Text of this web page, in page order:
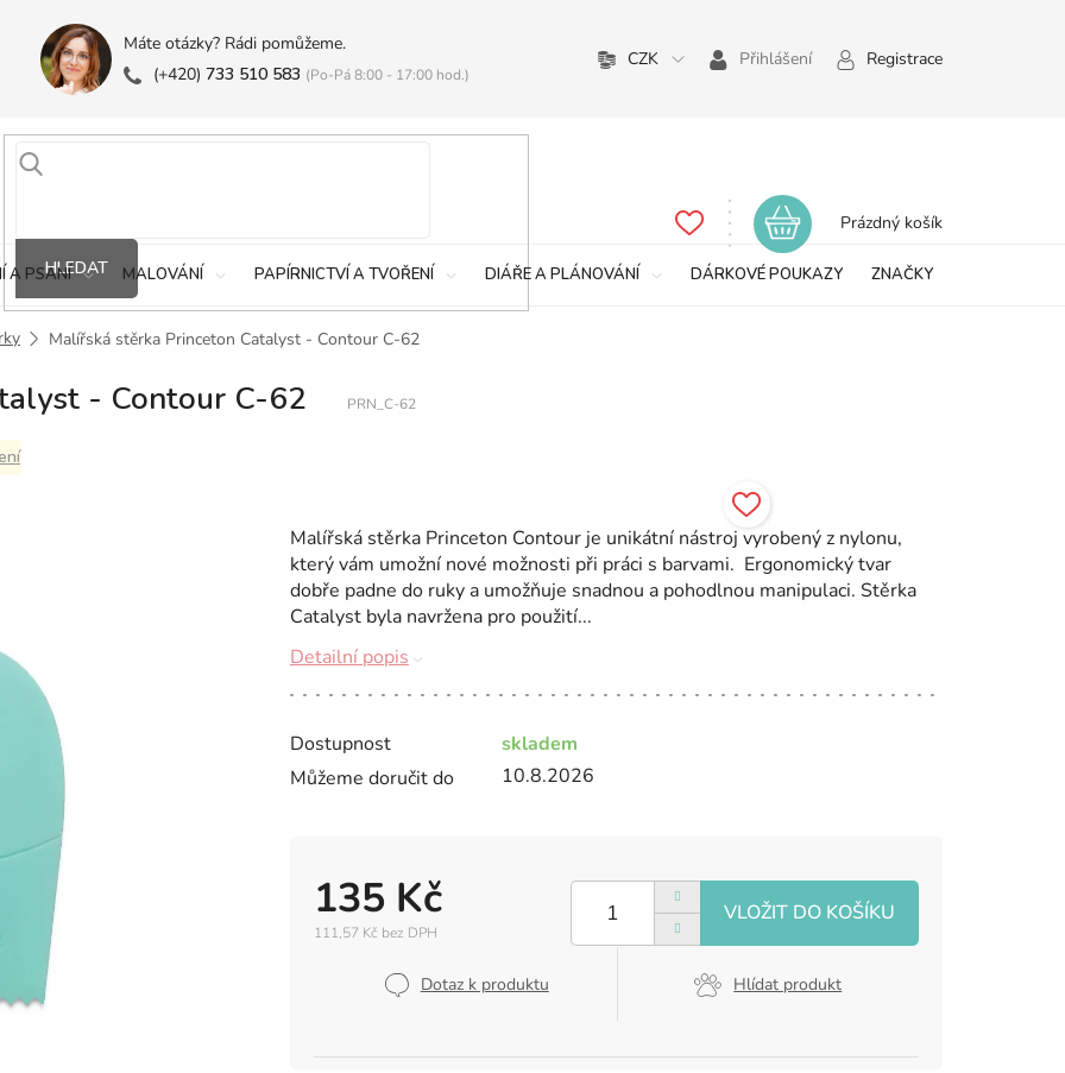
Máte otázky? Rádi pomůžeme.
(+420) 733 510 583 (Po-Pá 8:00 - 17:00 hod.)
CZK Přihlášení Registrace
HLEDAT
Nákupní
Prázdný košík
A PSANÍ MALOVÁNÍ PAPÍRNICTVÍ A TVOŘENÍ DIÁŘE A PLÁNOVÁNÍ DÁRKOVÉ POUKAZY ZNAČKY
Malířská stěrka Princeton Catalyst - Contour C-62
- Contour C-62 PRN_C-62
Dostupnost
skladem
Můžeme doručit do
10.8.2026
135 Kč
111,57 Kč bez DPH
Dotaz k produktu Hlídat produkt
Malířská stěrka Princeton Contour je unikátní nástroj vyrobený z nylonu,
který vám umožní nové možnosti při práci s barvami. Ergonomický tvar
dobře padne do ruky a umožňuje snadnou a pohodlnou manipulaci. Stěrka
Catalyst byla navržena pro použití...
Detailní popis